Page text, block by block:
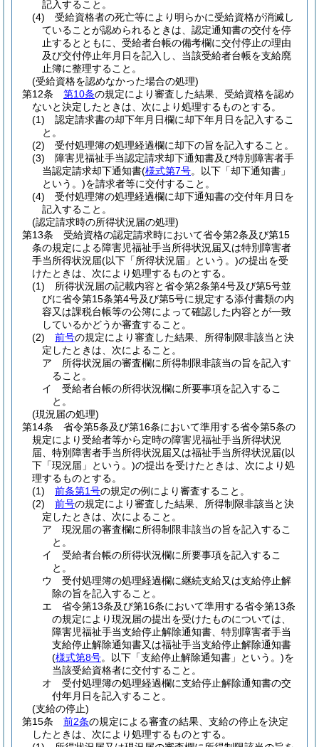
記入すること。
(4)
受給資格者の死亡等により明らかに受給資格が消滅し
ていることが認められるときは、認定通知書の交付を停
止するとともに、受給者台帳の備考欄に交付停止の理由
及び交付停止年月日を記入し、当該受給者台帳を支給廃
止簿に整理すること。
(受給資格を認めなかった場合の処理)
第12条
第10条の規定により審査した結果、受給資格を認め
ないと決定したときは、次により処理するものとする。
(1)
認定請求書の却下年月日欄に却下年月日を記入するこ
と。
(2)
受付処理簿の処理経過欄に却下の旨を記入すること。
(3)
障害児福祉手当認定請求却下通知書及び特別障害者手
当認定請求却下通知書(様式第7号。以下「却下通知書」
という。)を請求者等に交付すること。
(4)
受付処理簿の処理経過欄に却下通知書の交付年月日を
記入すること。
(認定請求時の所得状況届の処理)
第13条
受給資格の認定請求時において省令第2条及び第15
条の規定による障害児福祉手当所得状況届又は特別障害者
手当所得状況届(以下「所得状況届」という。)の提出を受
けたときは、次により処理するものとする。
(1)
所得状況届の記載内容と省令第2条第4号及び第5号並
びに省令第15条第4号及び第5号に規定する添付書類の内
容又は課税台帳等の公簿によって確認した内容とが一致
しているかどうか審査すること。
(2)
前号の規定により審査した結果、所得制限非該当と決
定したときは、次によること。
ア
所得状況届の審査欄に所得制限非該当の旨を記入す
ること。
イ
受給者台帳の所得状況欄に所要事項を記入するこ
と。
(現況届の処理)
第14条
省令第5条及び第16条において準用する省令第5条の
規定により受給者等から定時の障害児福祉手当所得状況
届、特別障害者手当所得状況届又は福祉手当所得状況届(以
下「現況届」という。)の提出を受けたときは、次により処
理するものとする。
(1)
前条第1号の規定の例により審査すること。
(2)
前号の規定により審査した結果、所得制限非該当と決
定したときは、次によること。
ア
現況届の審査欄に所得制限非該当の旨を記入するこ
と。
イ
受給者台帳の所得状況欄に所要事項を記入するこ
と。
ウ
受付処理簿の処理経過欄に継続支給又は支給停止解
除の旨を記入すること。
エ
省令第13条及び第16条において準用する省令第13条
の規定により現況届の提出を受けたものについては、
障害児福祉手当支給停止解除通知書、特別障害者手当
支給停止解除通知書又は福祉手当支給停止解除通知書
(様式第8号。以下「支給停止解除通知書」という。)を
当該受給資格者に交付すること。
オ
受付処理簿の処理経過欄に支給停止解除通知書の交
付年月日を記入すること。
(支給の停止)
第15条
前2条の規定による審査の結果、支給の停止を決定
したときは、次により処理するものとする。